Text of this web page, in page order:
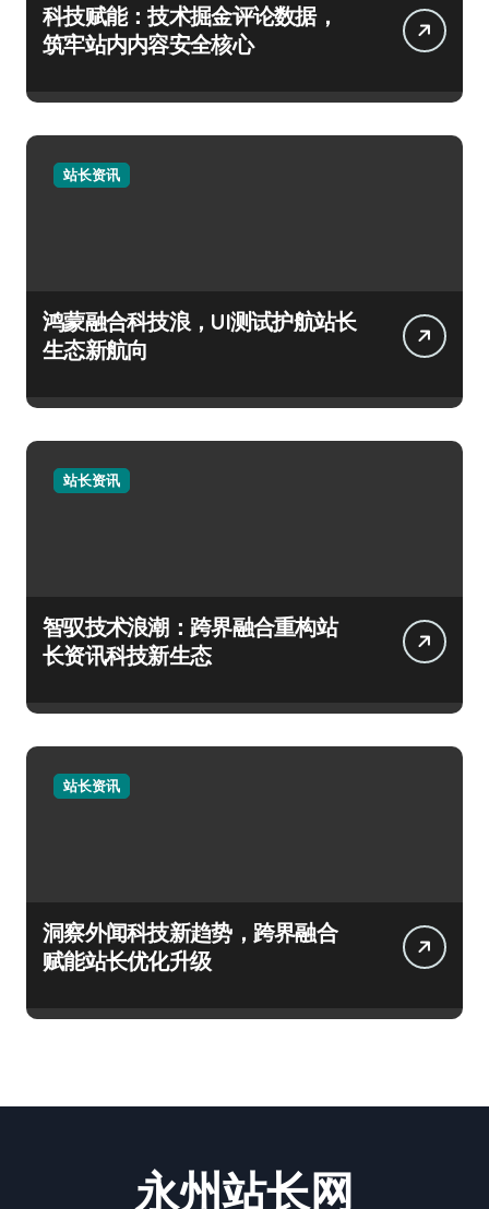
科技赋能：技术掘金评论数据，
筑牢站内内容安全核心
站长资讯
鸿蒙融合科技浪，UI测试护航站长
生态新航向
站长资讯
智驭技术浪潮：跨界融合重构站
长资讯科技新生态
站长资讯
洞察外闻科技新趋势，跨界融合
赋能站长优化升级
永州站长网